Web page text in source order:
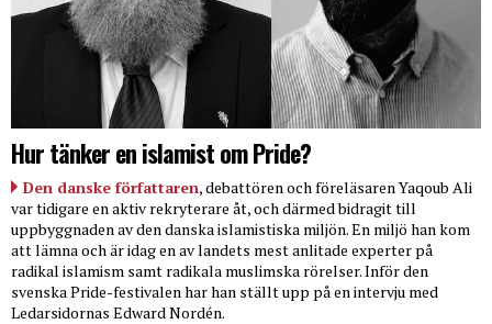
Hur tänker en islamist om Pride?
Den danske författaren, debattören och föreläsaren Yaqoub Ali
var tidigare en aktiv rekryterare åt, och därmed bidragit till
uppbyggnaden av den danska islamistiska miljön. En miljö han kom
att lämna och är idag en av landets mest anlitade experter på
radikal islamism samt radikala muslimska rörelser. Inför den
svenska Pride-festivalen har han ställt upp på en intervju med
Ledarsidornas Edward Nordén.